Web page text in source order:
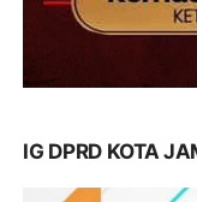
IG DPRD KOTA